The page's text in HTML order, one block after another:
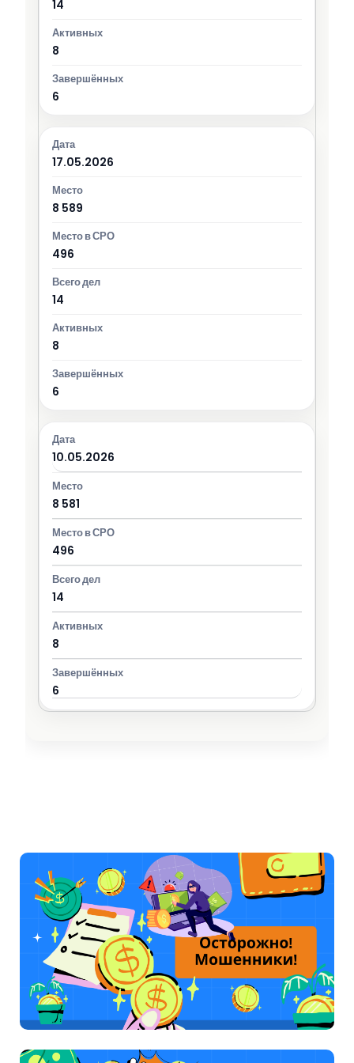
14
8
6
17.05.2026
8 589
496
14
8
6
10.05.2026
8 581
496
14
8
6